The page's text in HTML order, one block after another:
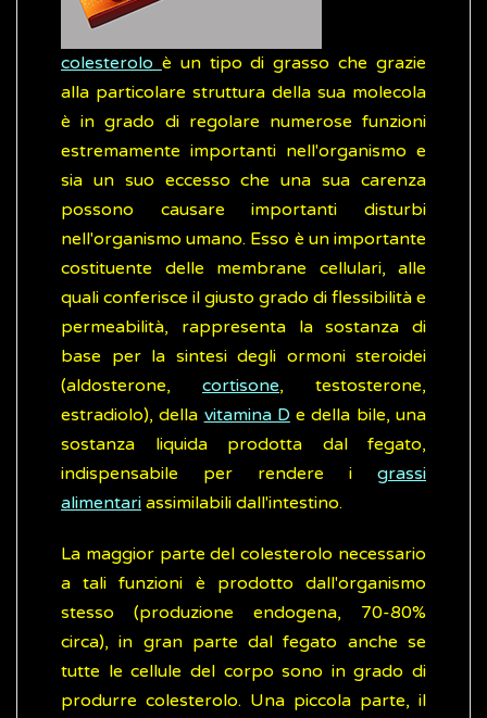
colesterolo è un tipo di grasso che grazie
alla particolare struttura della sua molecola
è in grado di regolare numerose funzioni
estremamente importanti nell'organismo e
sia un suo eccesso che una sua carenza
possono causare importanti disturbi
nell'organismo umano. Esso è un importante
costituente delle membrane cellulari, alle
quali conferisce il giusto grado di flessibilità e
permeabilità, rappresenta la sostanza di
base per la sintesi degli ormoni steroidei
(aldosterone, cortisone, testosterone,
estradiolo), della vitamina De della bile, una
sostanza liquida prodotta dal fegato,
indispensabile per rendere i grassi
alimentari assimilabili dall'intestino.
La maggior parte del colesterolo necessario
a tali funzioni è prodotto dall'organismo
stesso (produzione endogena, 70-80%
circa), in gran parte dal fegato anche se
tutte le cellule del corpo sono in grado di
produrre colesterolo. Una piccola parte, il